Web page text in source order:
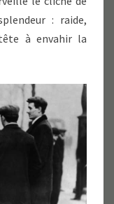
: raide,
à envahir la